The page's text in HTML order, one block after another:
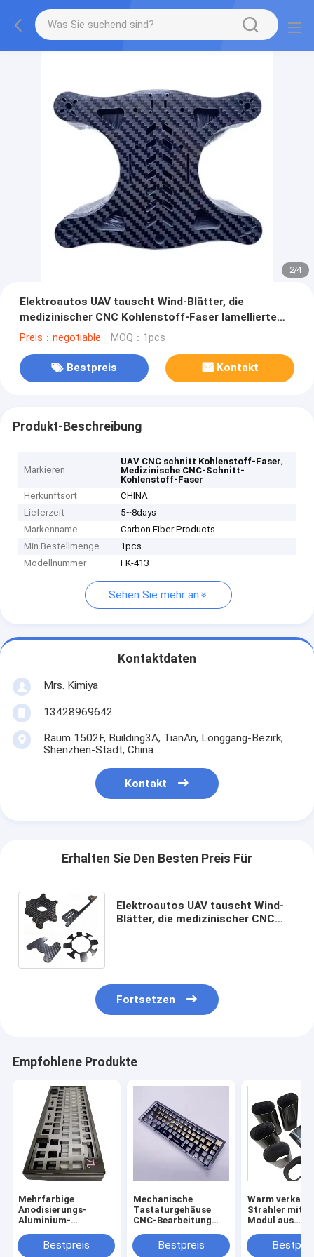
2/4
Elektroautos UAV tauscht Wind-Blätter, die
medizinischer CNC Kohlenstoff-Faser lamellierte
Blatt-Platte schnitt
Preis：negotiable MOQ：1pcs
Bestpreis Kontakt
Produkt-Beschreibung
Markieren
UAV CNC schnitt Kohlenstoff-Faser,
Medizinische CNC-Schnitt-
Kohlenstoff-Faser
Herkunftsort
CHINA
Lieferzeit
5~8days
Markenname
Carbon Fiber Products
Min Bestellmenge
1pcs
Modellnummer
FK-413
Sehen Sie mehr an
Kontaktdaten
Mrs. Kimiya
13428969642
Raum 1502F, Building3A, TianAn, Longgang-Bezirk,
Shenzhen-Stadt, China
Kontakt
Erhalten Sie Den Besten Preis Für
Elektroautos UAV tauscht Wind-
Blätter, die medizinischer CNC
Fortsetzen
Empfohlene Produkte
Mehrfarbige
Anodisierungs-
Aluminium-
Bestpreis
Mechanische
Tastaturgehäuse
CNC-Bearbeitung
Aluminium anodiert
für 60% 75%
Bestpreis
Warm
Strahler mit
Modul aus